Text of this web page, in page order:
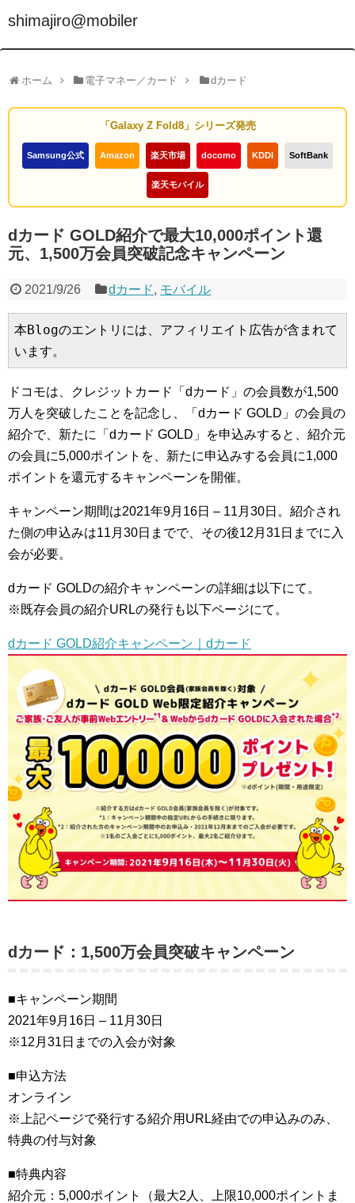
shimajiro@mobiler
ホーム 電子マネー／カード dカード
「Galaxy Z Fold8」シリーズ発売
Samsung公式 Amazon 楽天市場 docomo KDDI SoftBank
楽天モバイル
dカード GOLD紹介で最大10,000ポイント還
元、1,500万会員突破記念キャンペーン
2021/9/26 dカード, モバイル
本Blogのエントリには、アフィリエイト広告が含まれて
います。
ドコモは、クレジットカード「dカード」の会員数が1,500
万人を突破したことを記念し、「dカード GOLD」の会員の
紹介で、新たに「dカード GOLD」を申込みすると、紹介元
の会員に5,000ポイントを、新たに申込みする会員に1,000
ポイントを還元するキャンペーンを開催。
キャンペーン期間は2021年9月16日 – 11月30日。紹介され
た側の申込みは11月30日までで、その後12月31日までに入
会が必要。
dカード GOLDの紹介キャンペーンの詳細は以下にて。
※既存会員の紹介URLの発行も以下ページにて。
dカード GOLD紹介キャンペーン｜dカード
dカード：1,500万会員突破キャンペーン
■キャンペーン期間
2021年9月16日 – 11月30日
※12月31日までの入会が対象
■申込方法
オンライン
※上記ページで発行する紹介用URL経由での申込みのみ、
特典の付与対象
■特典内容
紹介元：5,000ポイント（最大2人、上限10,000ポイントま